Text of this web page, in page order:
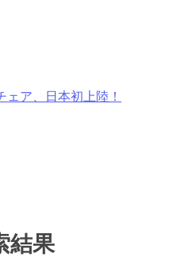
ア、日本初上陸！
結果